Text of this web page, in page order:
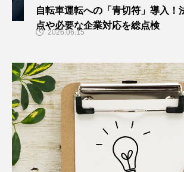
自転車運転への「青切符」導入！
点や必要な企業対応を総点検
2026.06.15